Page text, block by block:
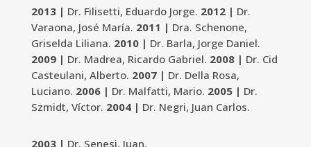
2013 | Dr. Filisetti, Eduardo Jorge. 2012 | Dr.
Varaona, José María. 2011 | Dra. Schenone,
Griselda Liliana. 2010 | Dr. Barla, Jorge Daniel.
2009 | Dr. Madrea, Ricardo Gabriel. 2008 | Dr. Cid
Casteulani, Alberto. 2007 | Dr. Della Rosa,
Luciano. 2006 | Dr. Malfatti, Mario. 2005 | Dr.
Szmidt, Víctor. 2004 | Dr. Negri, Juan Carlos.
2003 | Dr. Senesi, Juan.